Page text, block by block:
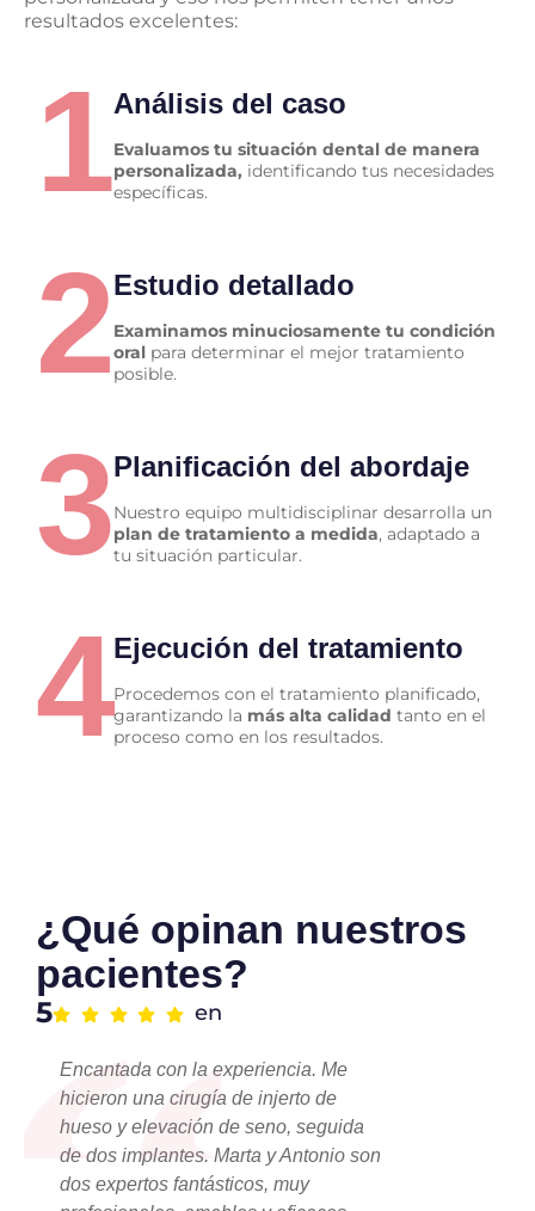
resultados excelentes:
1Análisis del caso
Evaluamos tu situación dental de manera
personalizada, identificando tus necesidades
específicas.
2Estudio detallado
Examinamos minuciosamente tu condición
oral para determinar el mejor tratamiento
posible.
3Planificación del abordaje
Nuestro equipo multidisciplinar desarrolla un
plan de tratamiento a medida, adaptado a
tu situación particular.
4Ejecución del tratamiento
Procedemos con el tratamiento planificado,
garantizando la más alta calidad tanto en el
proceso como en los resultados.
¿Qué opinan nuestros
pacientes?
5 en
Encantada con la experiencia. Me
hicieron una cirugía de injerto de
hueso y elevación de seno, seguida
de dos implantes. Marta y Antonio son
dos expertos fantásticos, muy